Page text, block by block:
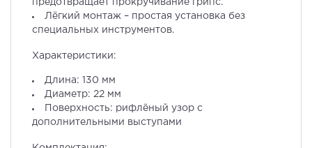
предотвращает прокручивание грипс.
Лёгкий монтаж – простая установка без
специальных инструментов.
Характеристики:
Длина: 130 мм
Диаметр: 22 мм
Поверхность: рифлёный узор с
дополнительными выступами